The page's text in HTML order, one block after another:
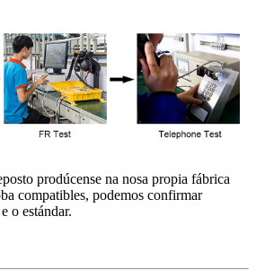
prodúcense na nosa propia fábrica
compatibles, podemos confirmar
o estándar.